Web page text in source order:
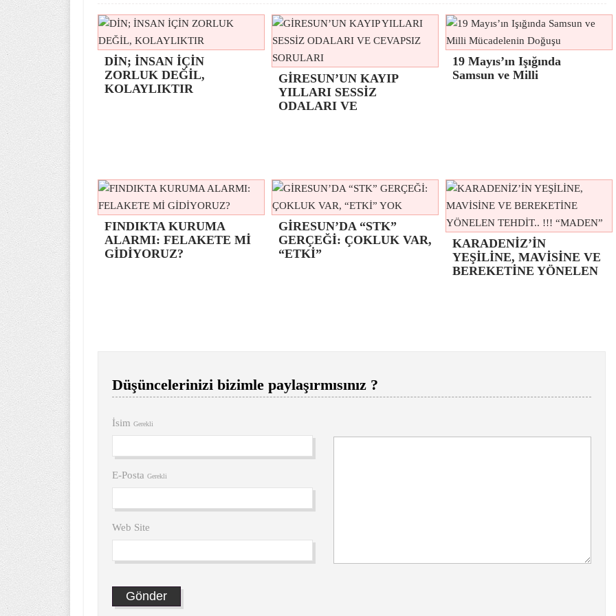
DİN; İNSAN İÇİN
ZORLUK DEĞİL,
KOLAYLIKTIR
GİRESUN’UN KAYIP
YILLARI SESSİZ
ODALARI VE
19 Mayıs’ın Işığında
Samsun ve Milli
FINDIKTA KURUMA
ALARMI: FELAKETE Mİ
GİDİYORUZ?
GİRESUN’DA “STK”
GERÇEĞİ: ÇOKLUK VAR,
“ETKİ”
KARADENİZ’İN
YEŞİLİNE, MAVİSİNE VE
BEREKETİNE YÖNELEN
Düşüncelerinizi bizimle paylaşırmısınız ?
İsim Gerekli
E-Posta Gerekli
Web Site